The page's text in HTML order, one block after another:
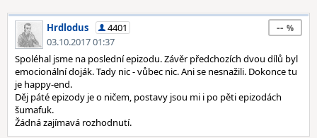
Hrdlodus
4401
03.10.2017 01:37
--
Spoléhal jsme na poslední epizodu. Závěr předchozích dvou dílů byl
emocionální doják. Tady nic - vůbec nic. Ani se nesnažili. Dokonce tu
je happy-end.
Děj páté epizody je o ničem, postavy jsou mi i po pěti epizodách
šumafuk.
Žádná zajímavá rozhodnutí.